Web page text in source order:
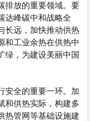
排放的重要领域。要
达峰碳中和战略全
长远，加快推动供热
和工业余热在供热中
绿，为建设美丽中国
安全的重要一环。加
和供热实际，构建多
热管网等基础设施建